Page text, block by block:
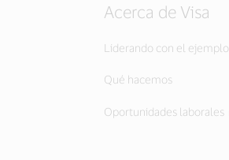
Acerca de Visa
Liderando con el ejemplo
Qué hacemos
Oportunidades laborales